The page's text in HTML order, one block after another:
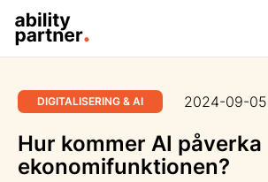
DIGITALISERING & AI 2024-09-05
Hur kommer AI påverka
ekonomifunktionen?